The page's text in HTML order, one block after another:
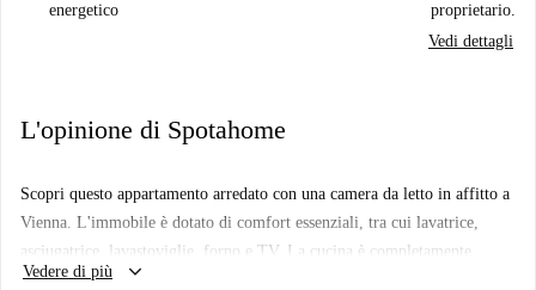
energetico
proprietario.
Vedi dettagli
L'opinione di Spotahome
Scopri questo appartamento arredato con una camera da letto in affitto a
Vienna. L'immobile è dotato di comfort essenziali, tra cui lavatrice,
asciugatrice, lavastoviglie, forno e TV. La cucina è completamente
attrezzata, rendendolo adatto a professionisti, studenti e coppie. Tutte le
Vedere di più keyboard_arrow_down